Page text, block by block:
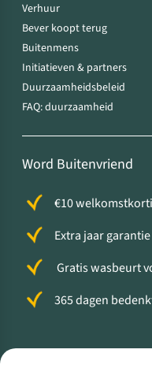
Verhuur
Bever koopt terug
Buitenmens
Initiatieven & partners
Duurzaamheidsbeleid
FAQ: duurzaamheid
Word Buitenvriend
€10
Extra jaar garantie
Gratis wasbeurt
365 dagen